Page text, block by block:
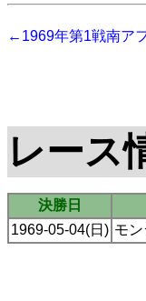
←1969年第1戦南ア
レース
決勝日
1969-05-04(日) モ